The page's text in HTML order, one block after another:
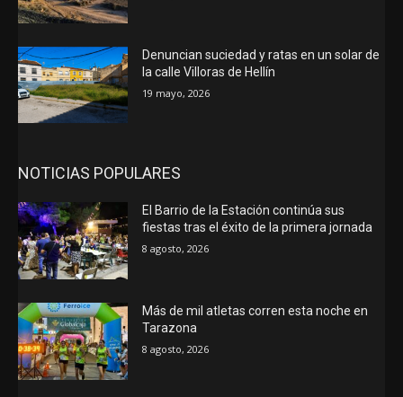
Denuncian suciedad y ratas en un solar de
la calle Villoras de Hellín
19 mayo, 2026
NOTICIAS POPULARES
El Barrio de la Estación continúa sus
fiestas tras el éxito de la primera jornada
8 agosto, 2026
Más de mil atletas corren esta noche en
Tarazona
8 agosto, 2026